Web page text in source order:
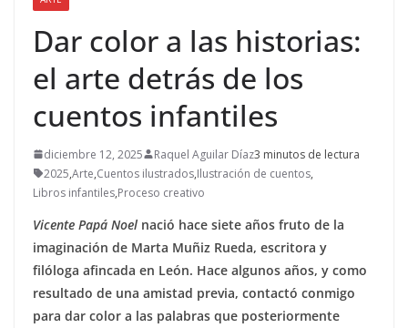
Dar color a las historias:
el arte detrás de los
cuentos infantiles
diciembre 12, 2025 Raquel Aguilar Díaz3 minutos de lectura
2025,Arte,Cuentos ilustrados,Ilustración de cuentos,
Libros infantiles,Proceso creativo
Vicente Papá Noel nació hace siete años fruto de la
imaginación de Marta Muñiz Rueda, escritora y
filóloga afincada en León. Hace algunos años, y como
resultado de una amistad previa, contactó conmigo
para dar color a las palabras que posteriormente